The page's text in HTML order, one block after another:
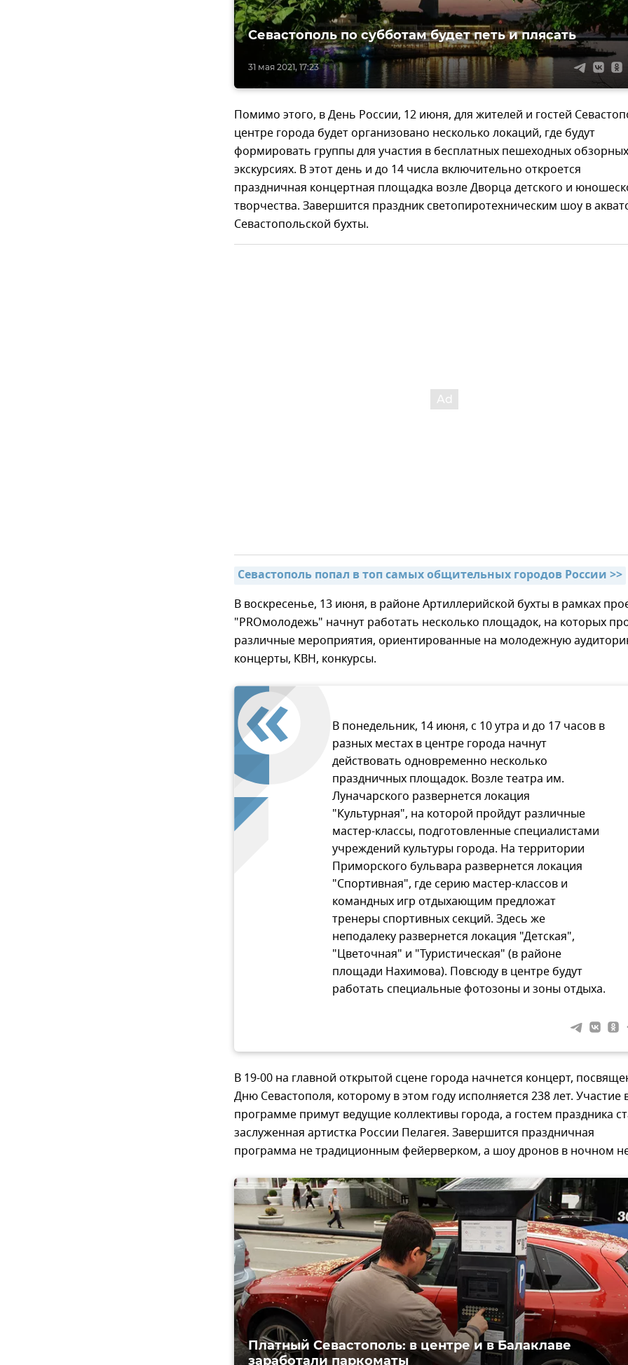
31 мая 2021, 17:23
Севастополь по субботам будет петь и плясать
Помимо этого, в День России, 12 июня, для жителей и гостей
центре города будет организовано несколько локаций, где будут
формировать группы для участия в бесплатных пешеходных обзорных
экскурсиях. В этот день и до 14 числа включительно откроется
праздничная концертная площадка возле Дворца детского и
творчества. Завершится праздник светопиротехническим шоу в
Севастопольской бухты.
Севастополь попал в топ самых общительных городов России >>
В воскресенье, 13 июня, в районе Артиллерийской бухты в рамках
"PROмолодежь" начнут работать несколько площадок, на которых
различные мероприятия, ориентированные на молодежную
концерты, КВН, конкурсы.
В понедельник, 14 июня, с 10 утра и до 17 часов в
разных местах в центре города начнут
действовать одновременно несколько
праздничных площадок. Возле театра им.
Луначарского развернется локация
"Культурная", на которой пройдут различные
мастер-классы, подготовленные специалистами
учреждений культуры города. На территории
Приморского бульвара развернется локация
"Спортивная", где серию мастер-классов и
командных игр отдыхающим предложат
тренеры спортивных секций. Здесь же
неподалеку развернется локация "Детская",
"Цветочная" и "Туристическая" (в районе
площади Нахимова). Повсюду в центре будут
работать специальные фотозоны и зоны отдыха.
В 19-00 на главной открытой сцене города начнется концерт,
Дню Севастополя, которому в этом году исполняется 238 лет. Участие
программе примут ведущие коллективы города, а гостем праздника
заслуженная артистка России Пелагея. Завершится праздничная
программа не традиционным фейерверком, а шоу дронов в ночном
Платный Севастополь: в центре и в Балаклаве
заработали паркоматы